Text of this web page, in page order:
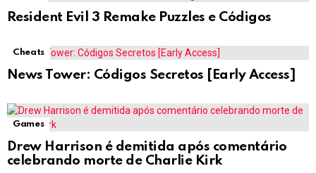
Resident Evil 3 Remake Puzzles e Códigos
Cheats
News Tower: Códigos Secretos [Early Access]
Games
Drew Harrison é demitida após comentário
celebrando morte de Charlie Kirk